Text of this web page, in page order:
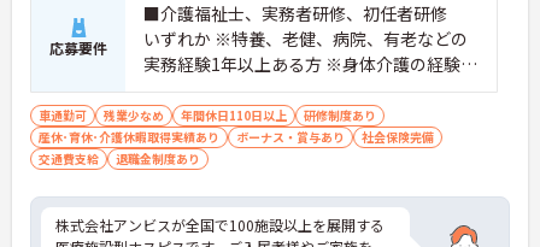
しやすく、初任者研修や実務者研修からでも着実に
専門性を高められます
＜残業月7時間以下で身体の負担を軽減！＞
・常勤で働くスタッフの比率が90パーセント以上と
高く、急なシフト変更や無理な長時間勤務が発生し
にくい人員体制です
・訪問スケジュールに沿って施設内でのケアを行う
ため、月平均の残業時間は5時間から7時間程度とか
なり少なめに抑えられます
・夜勤明けの翌日は原則としてお休みとなるシフト
編成が組まれており、しっかりと休息を取りながら
応募要件
■介護福祉士、実務者研修、初任者研修
いずれか ※特養、老健、病院、有老などの
実務経験1年以上ある方 ※身体介護の経験年
以上ある方、機械浴の使用の経験のある方
歓迎
車通勤可 残業少なめ 年間休日110日以上
研修制度あり
産休･育休･介護休暇取得実績あり
ボーナス・賞与あり
社会保険完備
交通費支給
退職金制度あり
株式会社アンビスが全国で100施設以上を展開する